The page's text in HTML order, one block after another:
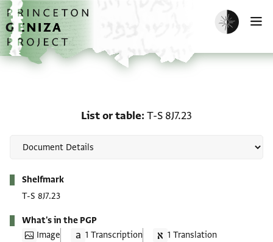
Skip to main content
home
Enable dark
List or table T-S 8J7.23
Shelfmark
T-S 8J7.23
What's in the PGP
Image
1 Transcription 1 Translation